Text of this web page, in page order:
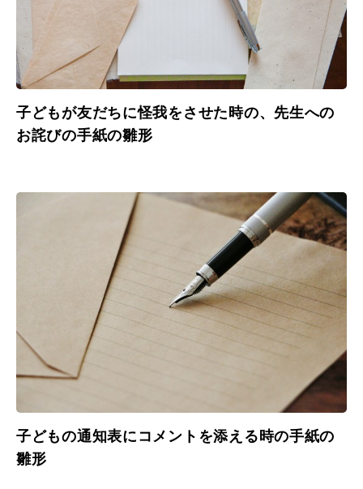
子どもが友だちに怪我をさせた時の、先生への
お詫びの手紙の雛形
子どもの通知表にコメントを添える時の手紙の
雛形